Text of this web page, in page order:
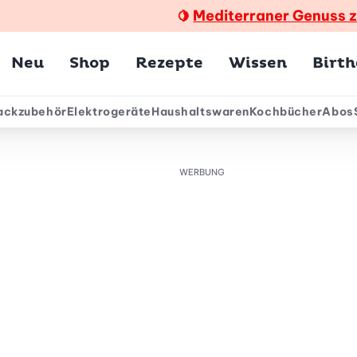
🍋 Mediterraner Genuss
Neu Shop Rezepte Wissen
ElektrogeräteHaushaltswarenKochbücherAbos
WERBUNG